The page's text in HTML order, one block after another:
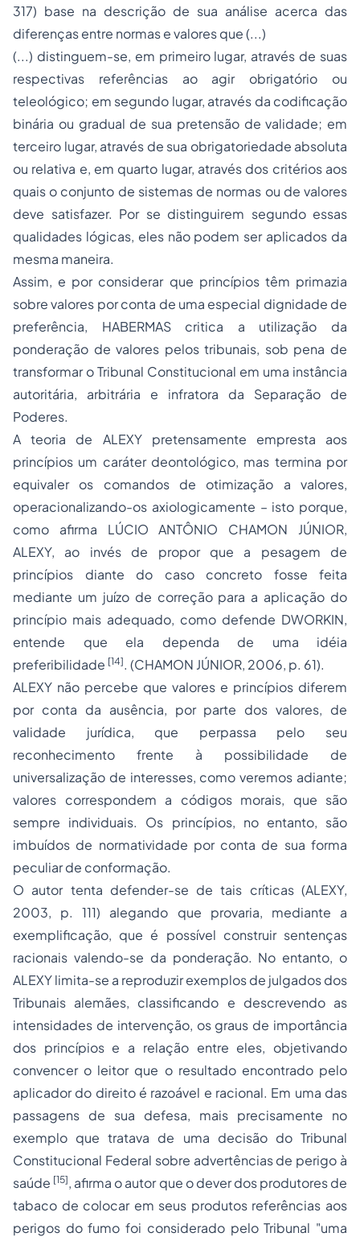
317) base na descrição de sua análise acerca das
diferenças entre normas e valores que (...)
(...) distinguem-se, em primeiro lugar, através de suas
respectivas referências ao agir obrigatório ou
teleológico; em segundo lugar, através da codificação
binária ou gradual de sua pretensão de validade; em
terceiro lugar, através de sua obrigatoriedade absoluta
ou relativa e, em quarto lugar, através dos critérios aos
quais o conjunto de sistemas de normas ou de valores
deve satisfazer. Por se distinguirem segundo essas
qualidades lógicas, eles não podem ser aplicados da
mesma maneira.
Assim, e por considerar que princípios têm primazia
sobre valores por conta de uma especial dignidade de
preferência, HABERMAS critica a utilização da
ponderação de valores pelos tribunais, sob pena de
transformar o Tribunal Constitucional em uma instância
autoritária, arbitrária e infratora da Separação de
Poderes.
A teoria de ALEXY pretensamente empresta aos
princípios um caráter deontológico, mas termina por
equivaler os comandos de otimização a valores,
operacionalizando-os axiologicamente – isto porque,
como afirma LÚCIO ANTÔNIO CHAMON JÚNIOR,
ALEXY, ao invés de propor que a pesagem de
princípios diante do caso concreto fosse feita
mediante um juízo de correçãopara a aplicação do
princípio mais adequado, como defende DWORKIN,
entende que ela dependa de uma idéia
preferibilidade [14]. (CHAMON JÚNIOR, 2006, p. 61).
ALEXY não percebe que valores e princípios diferem
por conta da ausência, por parte dos valores, de
validade jurídica, que perpassa pelo seu
reconhecimento frente à possibilidade de
universalização de interesses, como veremos adiante;
valores correspondem a códigos morais, que são
sempre individuais. Os princípios, no entanto, são
imbuídos de normatividade por conta de sua forma
peculiar de conformação.
O autor tenta defender-se de tais críticas (ALEXY,
2003, p. 111) alegando que provaria, mediante a
exemplificação, que é possível construir sentenças
racionais valendo-se da ponderação. No entanto, o
ALEXY limita-se a reproduzir exemplos de julgados dos
Tribunais alemães, classificando e descrevendo as
intensidades de intervenção, osgraus de importância
dos princípiose a relação entre eles, objetivando
convencer o leitor que o resultado encontrado pelo
aplicador do direito é razoável e racional. Em uma das
passagens de sua defesa, mais precisamente no
exemplo que tratava de uma decisão do Tribunal
Constitucional Federal sobre advertências de perigo à
saúde [15], afirma o autor que o dever dos produtores de
tabaco de colocar em seus produtos referências aos
perigos do fumo foi considerado pelo Tribunal "uma